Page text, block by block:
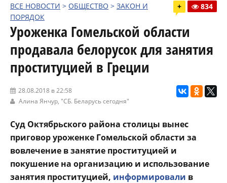
ВСЕ НОВОСТИ > ОБЩЕСТВО > ЗАКОН И
ПОРЯДОК
+ 834
Уроженка Гомельской области
продавала белорусок для занятия
проституцией в Греции
28.08.2018 в 22:58
Алина Янчур, "СБ. Беларусь сегодня"
Суд Октябрьского района столицы вынес
приговор уроженке Гомельской области за
вовлечение в занятие проституцией и
покушение на организацию и использование
занятия проституцией, информировали в